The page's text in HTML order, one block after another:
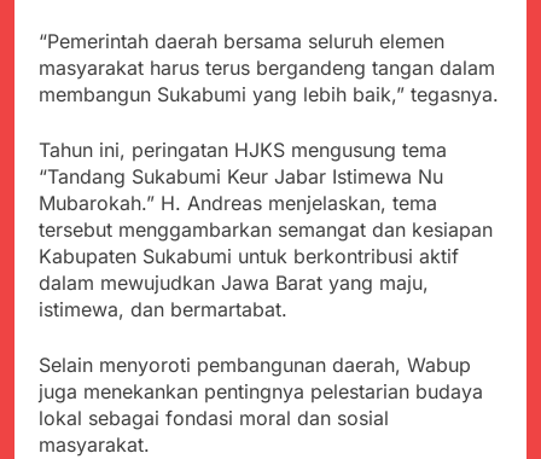
Disorot karena Dinilai
Bertentangan dengan
Edaran Disdik Jabar
Maritim Indonesia
Bantah Isu Mogok
Nasional TKBM: “Belum
Agustus 3, 2026
Menjelajahi Potensi
Gotong Royong di
Desa Sukakersa
Agustus 3, 2026
Korban Tenggelam di
Perairan Giligenting
Ditemukan, Polisi
Pastikan Penanganan
Berjalan Sesuai
Prosedur
Agustus 3, 2026
Kapolresta Sumenep
Sambut Kedatangan
Korban Evakuasi KM
Pelabuhan Kalianget
Agustus 3, 2026
Bertemu di Jalan
Disorot, Dugaan
Kedekatan Kepala KUA
Agustus 3, 2026
Sekdis Pendidikan Buka
“Pemerintah daerah bersama seluruh elemen
masyarakat harus terus bergandeng tangan dalam
membangun Sukabumi yang lebih baik,” tegasnya.
Tahun ini, peringatan HJKS mengusung tema
“Tandang Sukabumi Keur Jabar Istimewa Nu
Mubarokah.” H. Andreas menjelaskan, tema
tersebut menggambarkan semangat dan kesiapan
Kabupaten Sukabumi untuk berkontribusi aktif
dalam mewujudkan Jawa Barat yang maju,
istimewa, dan bermartabat.
Selain menyoroti pembangunan daerah, Wabup
juga menekankan pentingnya pelestarian budaya
lokal sebagai fondasi moral dan sosial
masyarakat.